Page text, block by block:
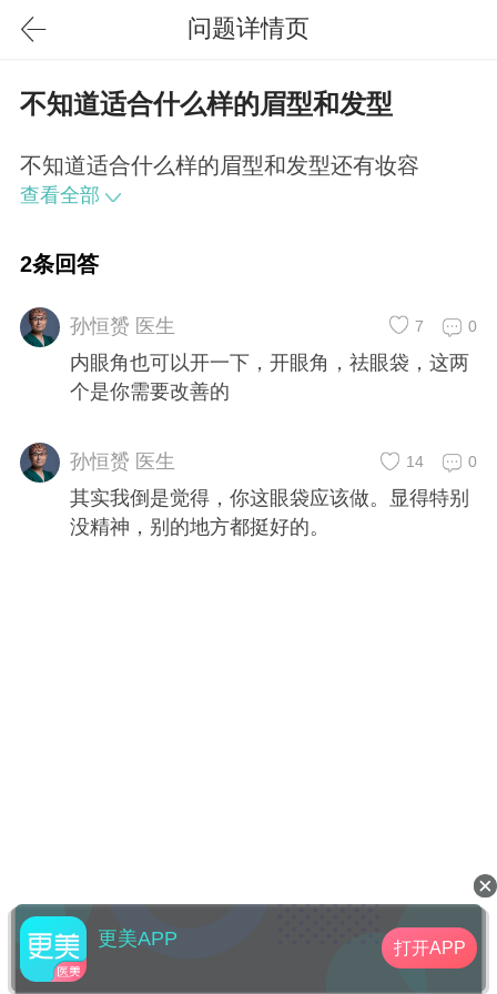
问题详情页
不知道适合什么样的眉型和发型
不知道适合什么样的眉型和发型还有妆容
查看全部
2条回答
孙恒赟 医生 0
7
内眼角也可以开一下，开眼角，祛眼袋，这两
个是你需要改善的
孙恒赟 医生 0
14
其实我倒是觉得，你这眼袋应该做。显得特别
没精神，别的地方都挺好的。
更美APP 打开APP